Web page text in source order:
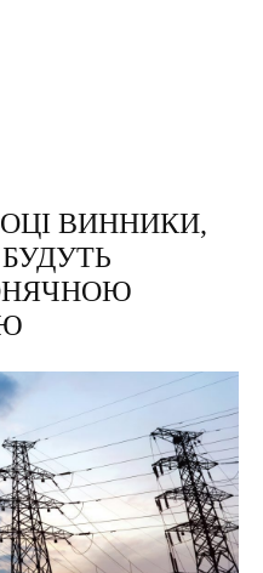
ВИННИКИ,